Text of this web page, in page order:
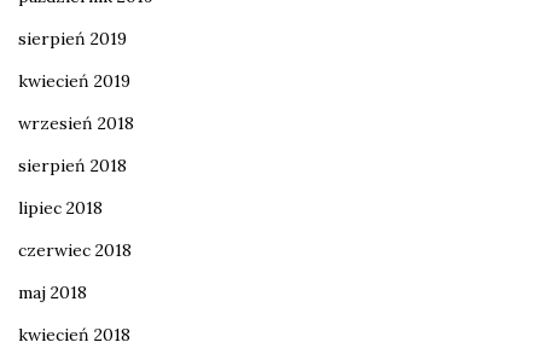
sierpień 2019
kwiecień 2019
wrzesień 2018
sierpień 2018
lipiec 2018
czerwiec 2018
maj 2018
kwiecień 2018